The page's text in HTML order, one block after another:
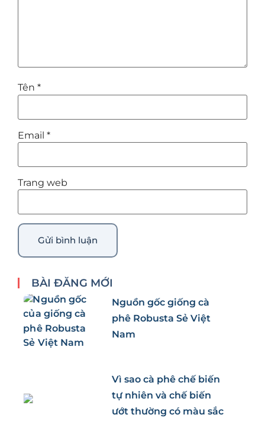
Tên *
Email *
Trang web
BÀI ĐĂNG MỚI
Nguồn gốc giống cà
phê Robusta Sẻ Việt
Nam
Vì sao cà phê chế biến
tự nhiên và chế biến
ướt thường có màu sắc